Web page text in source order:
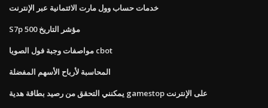
خدمات حساب وول مارت الائتمانية عبر الإنترنت
S7p 500 مؤشر التاريخ
مواصفات وجبة فول الصويا cbot
المحاسبة لأرباح الأسهم المفضلة
يمكنني التحقق من رصيد بطاقة هدية gamestop على الإنترنت